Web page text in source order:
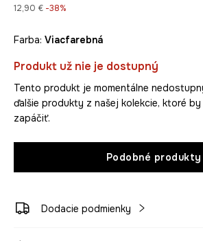
12,90 € -38%
Farba: viacfarebná
Produkt už nie je dostupný
Tento produkt je momentálne
ďalšie produkty z našej kolekcie, ktoré by
zapáčiť.
Podobné produkty
Dodacie podmienky